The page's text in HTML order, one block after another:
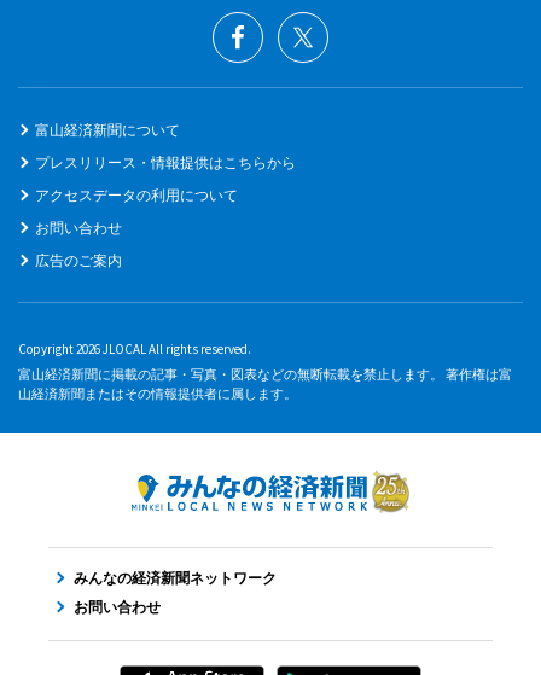
富山経済新聞について
プレスリリース・情報提供はこちらから
アクセスデータの利用について
お問い合わせ
広告のご案内
Copyright 2026 JLOCAL All rights reserved.
富山経済新聞に掲載の記事・写真・図表などの無断転載を禁止します。 著作権は富
山経済新聞またはその情報提供者に属します。
みんなの経済新聞ネットワーク
お問い合わせ